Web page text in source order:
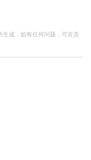
成，如有任何问题，可在页